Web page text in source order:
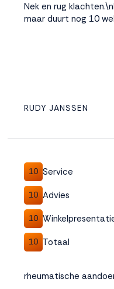
Nek en rug
maar duurt nog 10
RUDY JANSSEN
10 Service
10 Advies
10
10 Totaal
rheumatische